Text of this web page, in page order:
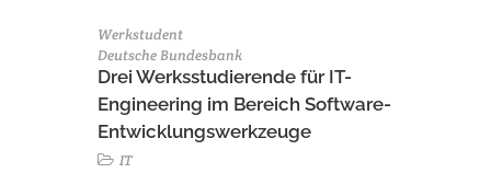
Werkstudent
Deutsche Bundesbank
Drei Werksstudierende für IT-
Engineering im Bereich Software-
Entwicklungswerkzeuge
IT